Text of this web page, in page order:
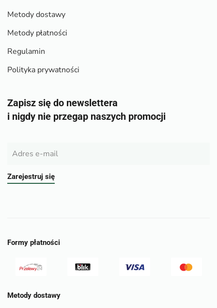
Metody dostawy
Metody płatności
Regulamin
Polityka prywatności
Zapisz się do newslettera
i nigdy nie przegap naszych promocji
Zarejestruj się
Formy płatności
Metody dostawy